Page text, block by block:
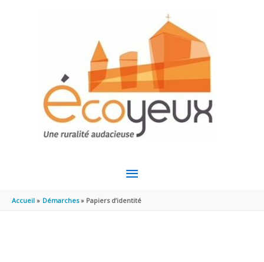
MENU
PRINCIPAL
Accueil Démarches Papiers d’identité